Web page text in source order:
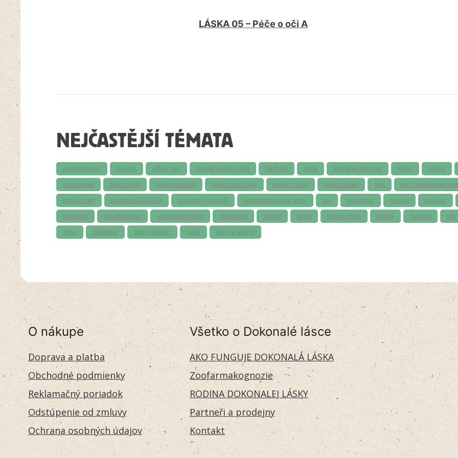
LÁSKA 05 – Péče o oči A
NEJČASTĚJŠÍ TÉMATA
audioterapie bolesti citlivý pes člověk a jeho zvíře dýchání gáza kartáček pro psy kašel kočka
odpočinek
péče o oči péče o psí uši péče o psí zuby péče o zuby péče psí uši pes pes - pohybový
pitný režim
podpůrný balíček pohybový aparát posttraumatický stres psi psí chrup psí oči psí oko
psychika
psychika psů sprchové máslo starší pes strach stres tělové oleje tlapky trauma uši
zima
zklidnění zubní kámen zuby zuby a dásně
O nákupe
Doprava a platba
Obchodné podmienky
Reklamačný poriadok
Odstúpenie od zmluvy
Ochrana osobných údajov
Všetko o Dokonalé lásce
AKO FUNGUJE DOKONALÁ LÁSKA
Zoofarmakognozie
RODINA DOKONALEJ LÁSKY
Partneři a prodejny
Kontakt